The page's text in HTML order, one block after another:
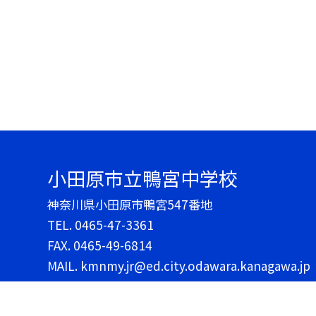
小田原市立鴨宮中学校
神奈川県小田原市鴨宮547番地
TEL. 0465-47-3361
FAX. 0465-49-6814
MAIL. kmnmy.jr@ed.city.odawara.kanagawa.jp